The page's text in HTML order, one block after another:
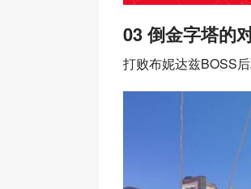
03 倒金字塔的
打败布妮达兹BOSS